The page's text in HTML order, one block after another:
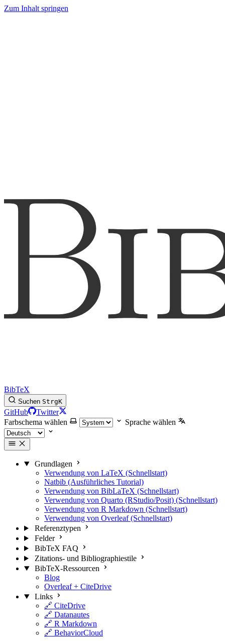
Zum Inhalt springen
BibTeX
Suchen StrgK
GitHub
Twitter
Farbschema wählen
Sprache wählen
Grundlagen
Verwendung von LaTeX (Schnellstart)
Natbib (Ausführliches Tutorial)
Verwendung von BibLaTeX (Schnellstart)
Verwendung von Quarto (RStudio/Posit) (Schnellstart)
Verwendung von R Markdown (Schnellstart)
Verwendung von Overleaf (Schnellstart)
Referenztypen
Felder
BibTeX FAQ
Zitations- und Bibliographiestile
BibTeX-Ressourcen
Blog
Overleaf + CiteDrive
Links
🔗 CiteDrive
🔗 Datanautes
🔗 R Markdown
🔗 BehaviorCloud